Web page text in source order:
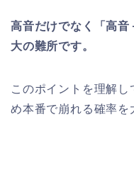
高音だけでなく「高
大の難所です。
このポイントを理解
め本番で崩れる確率を